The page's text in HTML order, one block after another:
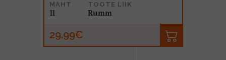
MAHT
1l
TOOTE LIIK
Rumm
29.99€